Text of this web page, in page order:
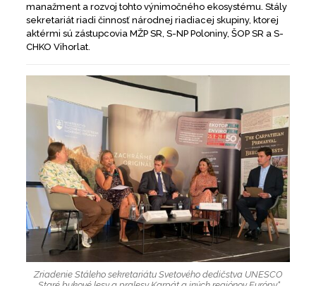
manažment a rozvoj tohto výnimočného ekosystému. Stály
sekretariát riadi činnosť národnej riadiacej skupiny, ktorej
aktérmi sú zástupcovia MŽP SR, S-NP Poloniny, ŠOP SR a S-
CHKO Vihorlat.
Zriadenie Stáleho sekretariátu Svetového dedičstva UNESCO